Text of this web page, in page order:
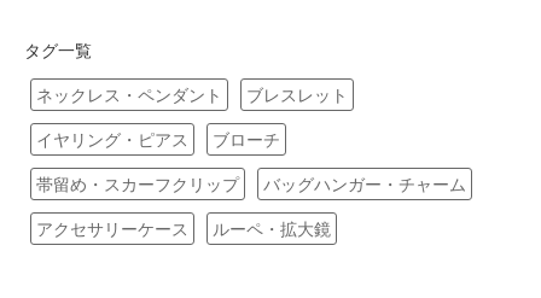
タグ一覧
ネックレス・ペンダント ブレスレット
イヤリング・ピアス ブローチ
帯留め・スカーフクリップ バッグハンガー・チャーム
アクセサリーケース ルーペ・拡大鏡